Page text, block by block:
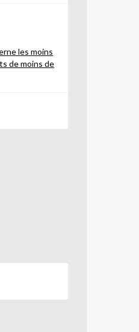
les moins
de moins de